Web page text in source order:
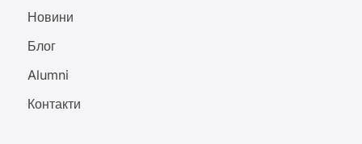
Новини
Блог
Alumni
Контакти